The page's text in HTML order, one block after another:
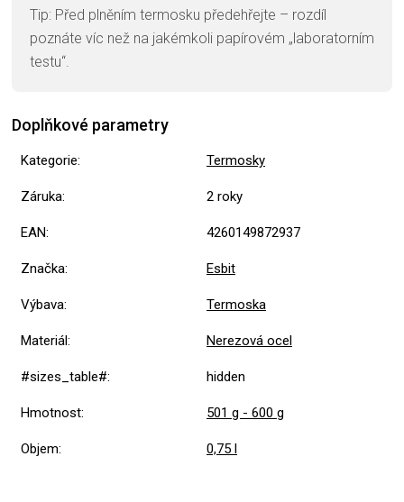
Tip: Před plněním termosku předehřejte – rozdíl
poznáte víc než na jakémkoli papírovém „laboratorním
testu“.
Doplňkové parametry
Kategorie: Termosky
Záruka: 2 roky
EAN: 4260149872937
Značka: Esbit
Výbava: Termoska
Materiál: Nerezová ocel
#sizes_table#: hidden
Hmotnost: 501 g - 600 g
Objem: 0,75 l